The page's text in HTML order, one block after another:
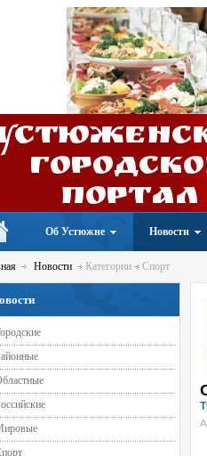
портал
Об Устюжне Новости
Новости Категории Спорт